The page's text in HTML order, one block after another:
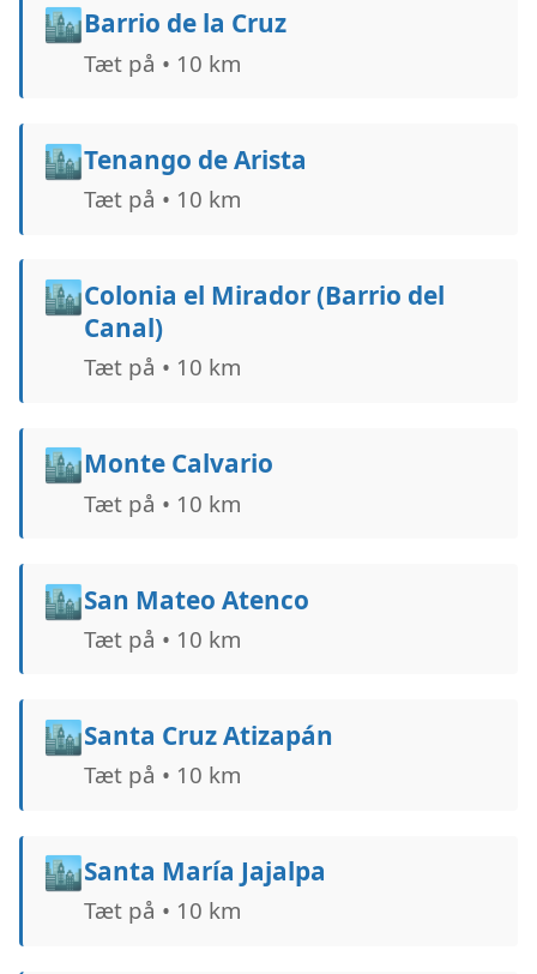
🏙️Barrio de la Cruz
Tæt på • 10 km
🏙️Tenango de Arista
Tæt på • 10 km
🏙️Colonia el Mirador (Barrio del
Canal)
Tæt på • 10 km
🏙️Monte Calvario
Tæt på • 10 km
🏙️San Mateo Atenco
Tæt på • 10 km
🏙️Santa Cruz Atizapán
Tæt på • 10 km
🏙️Santa María Jajalpa
Tæt på • 10 km